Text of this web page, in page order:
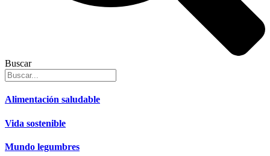
Buscar
Alimentación saludable
Vida sostenible
Mundo legumbres